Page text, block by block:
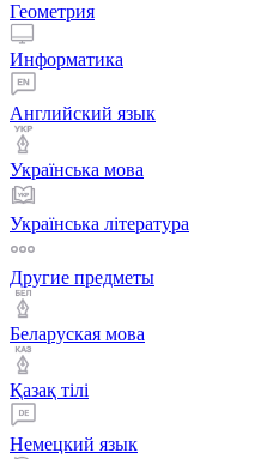
Геометрия
Информатика
Английский язык
Українська мова
Українська література
Другие предметы
Беларуская мова
Қазақ тiлi
Немецкий язык